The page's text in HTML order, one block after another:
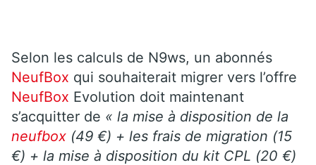
Selon les calculs de N9ws, un abonnés
NeufBox qui souhaiterait migrer vers l’offre
NeufBox Evolution doit maintenant
s’acquitter de « la mise à disposition de la
neufbox (49 €) + les frais de migration (15
€) + la mise à disposition du kit CPL (20 €)